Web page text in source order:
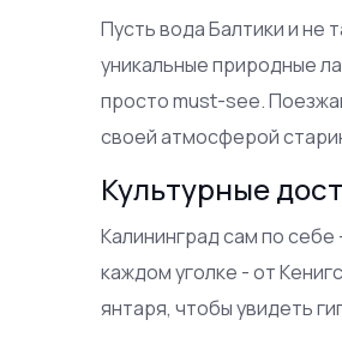
Пусть вода Балтики и не
уникальные природные
просто must-see.
своей атмосферой
Культурные
Калининград сам по
каждом уголке - от
янтаря, чтобы увидеть